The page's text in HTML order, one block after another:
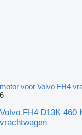
motor voor Volvo FH4
6
Volvo FH4 D13K 460
vrachtwagen